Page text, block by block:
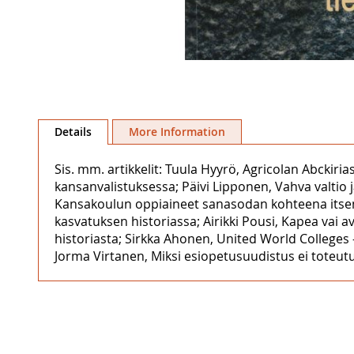
to
the
images
gallery
Details
Sis. mm. artikkelit: Tuula Hyyrö, Agricolan
kansanvalistuksessa; Päivi Lipponen, Vahva
Kansakoulun oppiaineet sanasodan kohteena
kasvatuksen historiassa; Airikki Pousi, Kapea vai
historiasta; Sirkka Ahonen, United World
Jorma Virtanen, Miksi esiopetusuudistus ei
More Information